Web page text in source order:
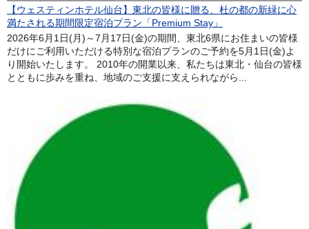
【ウェスティンホテル仙台】東北の皆様に贈る、杜の都の新緑に心
満たされる期間限定宿泊プラン「Premium Stay」
2026年6月1日(月)～7月17日(金)の期間、東北6県にお住まいの皆様
だけにご利用いただける特別な宿泊プランのご予約を5月1日(金)よ
り開始いたします。 2010年の開業以来、私たちは東北・仙台の皆様
とともに歩みを重ね、地域のご支援に支えられながら...